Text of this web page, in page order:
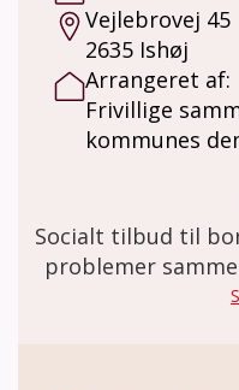
Vejlebrovej 45
2635 Ishøj
Arrangeret af:
Frivillige
kommunes
Socialt tilbud til
problemer